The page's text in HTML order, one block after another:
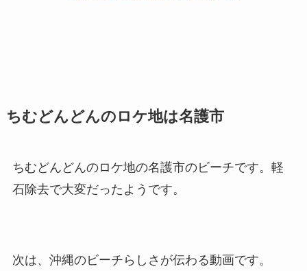
ちむどんどんのロケ地は名護市
ちむどんどんのロケ地の名護市のビーチです。軽
石除去で大変だったようです。
次は、沖縄のビーチらしさが伝わる動画です。